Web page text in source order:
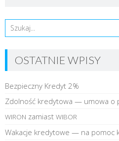
OSTATNIE WPISY
Bezpieczny Kredyt 2%
Zdolność kredytowa — umowa o
WIRON zamiast WIBOR
Wakacje kredytowe — na pomoc